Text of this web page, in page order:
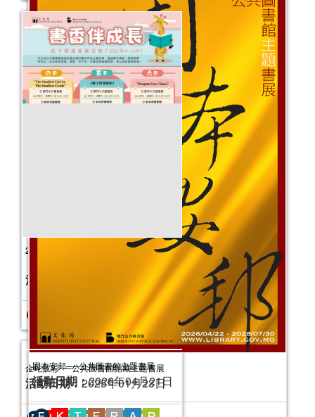
固本安邦──公共圖書館主題書展
活動日期：2026年04月21日
韻味西湖──公共圖書館主題書展
活動日期： 2025年06月06日